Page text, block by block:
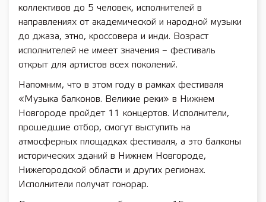
коллективов до 5 человек, исполнителей в
направлениях от академической и народной музыки
до джаза, этно, кроссовера и инди. Возраст
исполнителей не имеет значения – фестиваль
открыт для артистов всех поколений.
Напомним, что в этом году в рамках фестиваля
«Музыка балконов. Великие реки» в Нижнем
Новгороде пройдет 11 концертов. Исполнители,
прошедшие отбор, смогут выступить на
атмосферных площадках фестиваля, а это балконы
исторических зданий в Нижнем Новгороде,
Нижегородской области и других регионах.
Исполнители получат гонорар.